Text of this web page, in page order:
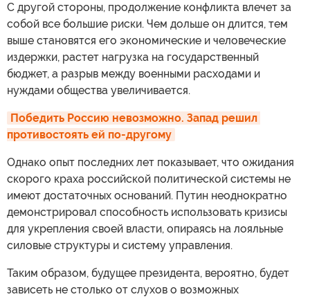
С другой стороны, продолжение конфликта влечет за
собой все большие риски. Чем дольше он длится, тем
выше становятся его экономические и человеческие
издержки, растет нагрузка на государственный
бюджет, а разрыв между военными расходами и
нуждами общества увеличивается.
Победить Россию невозможно. Запад решил
противостоять ей по-другому
Однако опыт последних лет показывает, что ожидания
скорого краха российской политической системы не
имеют достаточных оснований. Путин неоднократно
демонстрировал способность использовать кризисы
для укрепления своей власти, опираясь на лояльные
силовые структуры и систему управления.
Таким образом, будущее президента, вероятно, будет
зависеть не столько от слухов о возможных